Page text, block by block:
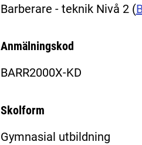
Barberare - teknik Nivå 2 (
Anmälningskod
BARR2000X-KD
Skolform
Gymnasial utbildning